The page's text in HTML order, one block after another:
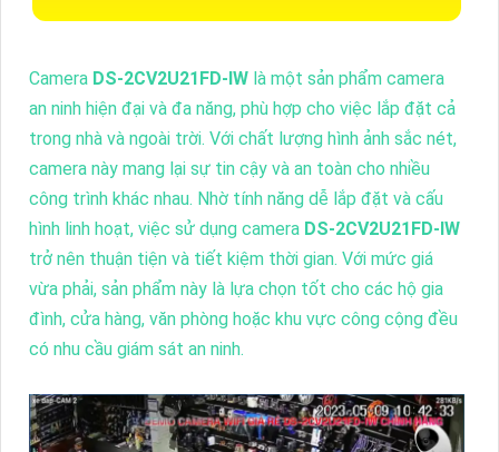
Camera DS-2CV2U21FD-IW là một sản phẩm camera
an ninh hiện đại và đa năng, phù hợp cho việc lắp đặt cả
trong nhà và ngoài trời. Với chất lượng hình ảnh sắc nét,
camera này mang lại sự tin cậy và an toàn cho nhiều
công trình khác nhau. Nhờ tính năng dễ lắp đặt và cấu
hình linh hoạt, việc sử dụng camera DS-2CV2U21FD-IW
trở nên thuận tiện và tiết kiệm thời gian. Với mức giá
vừa phải, sản phẩm này là lựa chọn tốt cho các hộ gia
đình, cửa hàng, văn phòng hoặc khu vực công cộng đều
có nhu cầu giám sát an ninh.